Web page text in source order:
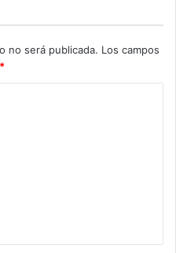
no será publicada. Los campos
*